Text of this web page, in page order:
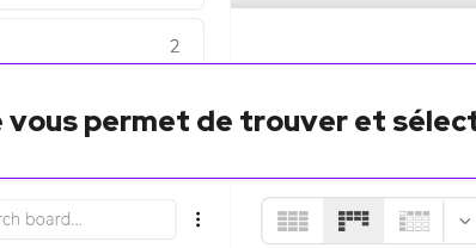
vous permet de trouver et